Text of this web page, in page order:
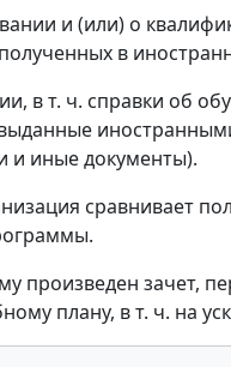
и (или) о
в
в т. ч. справки об
и иные документы).
сравнивает
произведен зачет,
плану, в т. ч. на